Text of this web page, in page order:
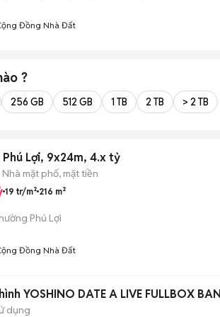
Đồng Nhà Đất
?
256 GB 512 GB 1 TB 2 TB > 2 TB
Phú Lợi, 9x24m, 4.x tỷ
Nhà mặt phố, mặt tiền
19 tr/m² 216 m²
Phú Lợi
Đồng Nhà Đất
YOSHINO DATE A LIVE FULLBOX
dụng